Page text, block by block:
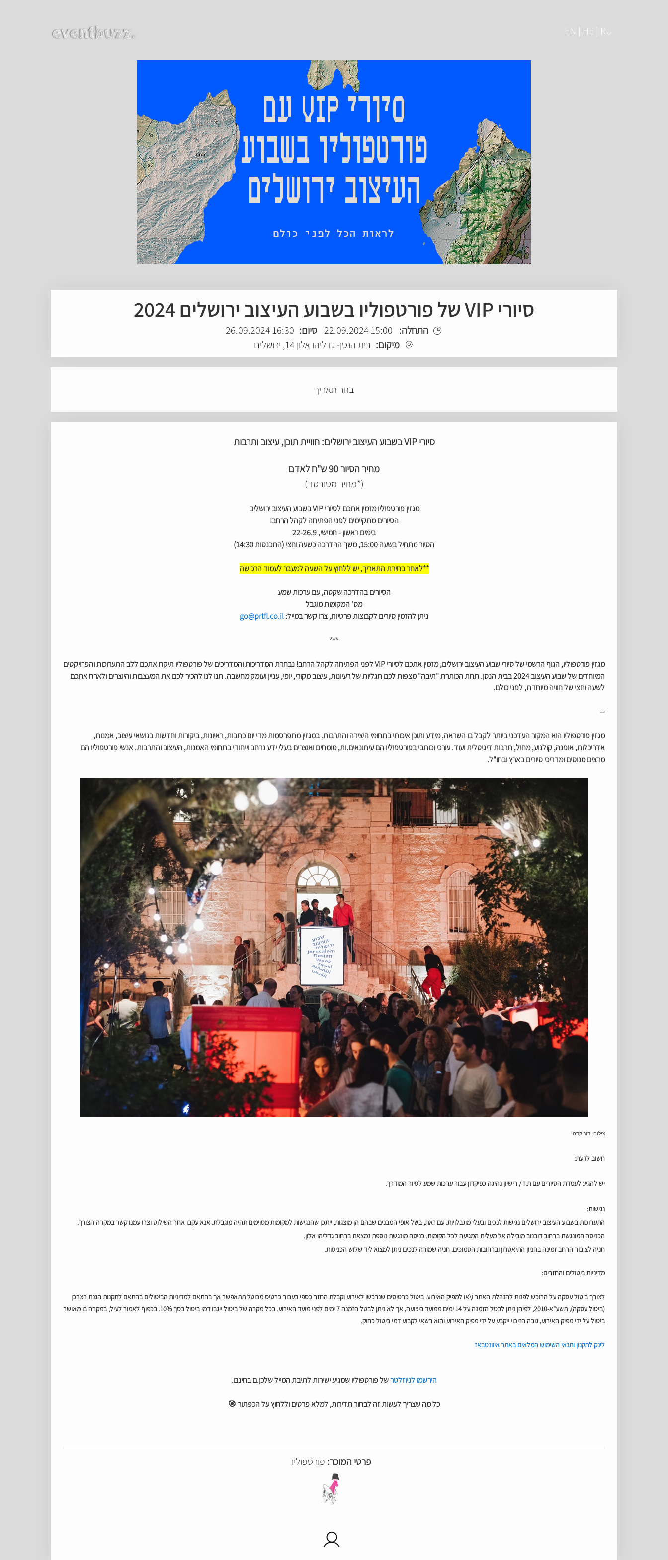
EN | HE | RU
סיורי VIP של פורטפוליו בשבוע העיצוב ירושלים 2024
התחלה: 15:00 22.09.2024 סיום: 16:30 26.09.2024
מיקום: בית הנסן- גדליהו אלון 14, ירושלים
בחר תאריך
סיורי VIP בשבוע העיצוב ירושלים: חוויית תוכן, עיצוב ותרבות
מחיר הסיור 90 ש"ח לאדם
(*מחיר מסובסד)
מגזין פורטפוליו מזמין אתכם לסיורי VIP בשבוע העיצוב ירושלים
הסיורים מתקיימים לפני הפתיחה לקהל הרחב!
בימים ראשון - חמישי, 22-26.9
הסיור מתחיל בשעה 15:00, משך ההדרכה כשעה וחצי (התכנסות 14:30)
**לאחר בחירת התאריך, יש ללחוץ על השעה למעבר לעמוד הרכישה
הסיורים בהדרכה שקטה, עם ערכות שמע
מס' המקומות מוגבל
ניתן להזמין סיורים לקבוצות פרטיות, צרו קשר במייל:
***
מגזין פורטפוליו, הגוף הרשמי של סיורי שבוע העיצוב ירושלים, מזמין אתכם לסיורי VIP לפני הפתיחה לקהל הרחב! נבחרת המדריכות והמדריכים של פורטפוליו תיקח אתכם ללב התערוכות והפרויקטים
המיוחדים של שבוע העיצוב 2024 בבית הנסן. תחת הכותרת "תיבה" מצפות לכם תגליות של רעיונות, עיצוב מקורי, יופי, עניין ועומק מחשבה. תנו לנו להכיר לכם את המעצבות והיוצרים ולארח אתכם
לשעה וחצי של חוויה מיוחדת, לפני כולם.
--
מגזין פורטפוליו הוא המקור העדכני ביותר לקבל בו השראה, מידע ותוכן איכותי בתחומי היצירה והתרבות. במגזין מתפרסמות מדי יום כתבות, ראיונות, ביקורות וחדשות בנושאי עיצוב, אמנות,
אדריכלות, אופנה, קולנוע, מחול, תרבות דיגיטלית ועוד. עורכי וכותבי בפורטפוליו הם עיתונאים.ות, מומחים ואוצרים בעלי ידע נרחב וייחודי בתחומי האמנות, העיצוב והתרבות. אנשי פורטפוליו הם
מרצים מנוסים ומדריכי סיורים בארץ ובחו"ל.
צילום: דור קדמי
חשוב לדעת:
יש להגיע לעמדת הסיורים עם ת.ז / רישיון נהיגה כפיקדון עבור ערכות שמע לסיור המודרך.
נגישות:
התערוכות בשבוע העיצוב ירושלים נגישות לנכים ובעלי מוגבלויות. עם זאת, בשל אופי המבנים שבהם הן מוצגות, ייתכן שהנגישות למקומות מסוימים תהיה מוגבלת. אנא עקבו אחר השילוט וצרו עמנו קשר במקרה הצורך.
הכניסה המונגשת ברחוב דובנוב מובילה אל מעלית המגיעה לכל הקומות. כניסה מונגשת נוספת נמצאת ברחוב גדליהו אלון.
חניה לציבור הרחב זמינה בחניון התיאטרון וברחובות הסמוכים. חניה שמורה לנכים ניתן למצוא ליד שלוש הכניסות.
מדיניות ביטולים והחזרים:
לצורך ביטול עסקה על הרוכש לפנות להנהלת האתר ו\או למפיק האירוע. ביטול כרטיסים שנרכשו לאירוע וקבלת החזר כספי בעבור כרטיס מבוטל תתאפשר אך בהתאם למדיניות הביטולים בהתאם לתקנות הגנת הצרכן
(ביטול עסקה), תשע"א-2010, לפיהן ניתן לבטל הזמנה על 14 ימים ממועד ביצועה, אך לא ניתן לבטל הזמנה 7 ימים לפני מועד האירוע. בכל מקרה של ביטול ייגבו דמי ביטול בסך 10%. בכפוף לאמור לעיל, במקרה בו מאושר
ביטול על ידי מפיק האירוע, גובה הזיכוי ייקבע על ידי מפיק האירוע והוא רשאי לקבוע דמי ביטול כחוק.
לינק לתקנון ותנאי השימוש המלאים באתר איוונטבאז
הירשמו לניוזלטרשל פורטפוליו שמגיע ישירות לתיבת המייל שלכן.ם בחינם.
כל מה שצריך לעשות זה לבחור תדירות, למלא פרטים וללחוץ על הכפתור 🎯
פרטי המוכר: פורטפוליו